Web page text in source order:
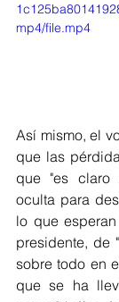
mp4/file.mp4
Así mismo, el
que las
que "es claro
oculta para
lo que
presidente, de
sobre todo en
que se ha